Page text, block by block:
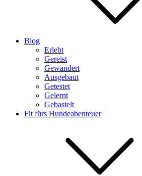
Blog
Erlebt
Gereist
Gewandert
Ausgebaut
Getestet
Gelernt
Gebastelt
Fit fürs Hundeabenteuer